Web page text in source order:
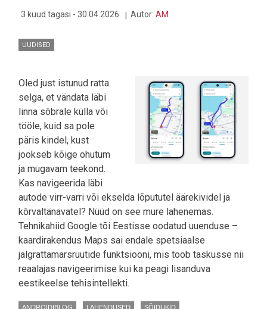
3 kuud tagasi - 30.04.2026 Autor: AM
UUDISED
Oled just istunud ratta
selga, et vändata läbi
linna sõbrale külla või
tööle, kuid sa pole
päris kindel, kust
jookseb kõige ohutum
ja mugavam teekond.
Kas navigeerida läbi
autode virr-varri või ekselda lõpututel äärekividel ja
kõrvaltänavatel? Nüüd on see mure lahenemas.
Tehnikahiid Google tõi Eestisse oodatud uuenduse –
kaardirakendus Maps sai endale spetsiaalse
jalgrattamarsruutide funktsiooni, mis toob taskusse nii
reaalajas navigeerimise kui ka peagi lisanduva
eestikeelse tehisintellekti.
ANDROIDIBLOG LAHENDUSED SÕIDUKID